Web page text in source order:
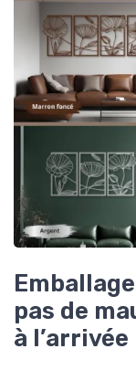
pas de
à l’arrivée